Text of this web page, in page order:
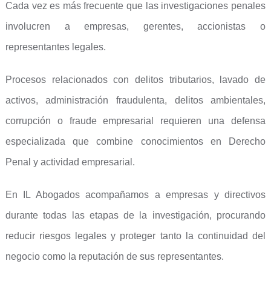
Cada vez es más frecuente que las investigaciones penales
involucren a empresas, gerentes, accionistas o
representantes legales.
Procesos relacionados con delitos tributarios, lavado de
activos, administración fraudulenta, delitos ambientales,
corrupción o fraude empresarial requieren una defensa
especializada que combine conocimientos en Derecho
Penal y actividad empresarial.
En IL Abogados acompañamos a empresas y directivos
durante todas las etapas de la investigación, procurando
reducir riesgos legales y proteger tanto la continuidad del
negocio como la reputación de sus representantes.